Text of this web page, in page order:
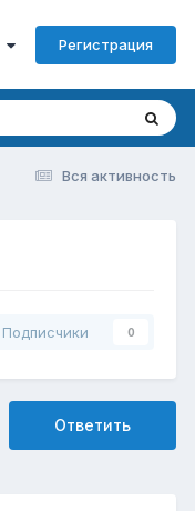
Регистрация
Вся активность
Подписчики 0
Ответить